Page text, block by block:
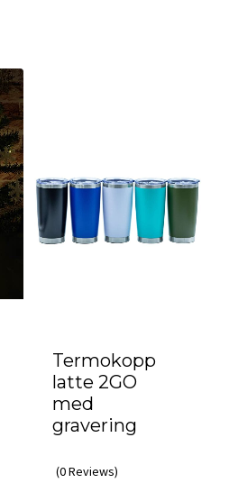
Termokopp
latte 2GO
med
gravering
(0 Reviews)